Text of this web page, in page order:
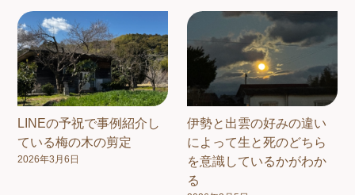
LINEの予祝で事例紹介し
ている梅の木の剪定
2026年3月6日
伊勢と出雲の好みの違い
によって生と死のどちら
を意識しているかがわか
る